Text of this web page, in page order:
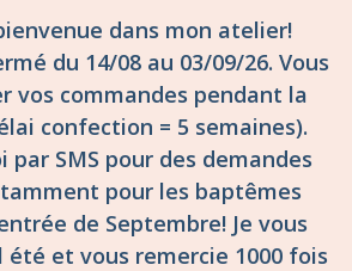
dans mon atelier!
du 14/08 au 03/09/26. Vous
vos commandes pendant la
confection = 5 semaines).
par SMS pour des demandes
pour les baptêmes
de Septembre! Je vous
été et vous remercie 1000 fois